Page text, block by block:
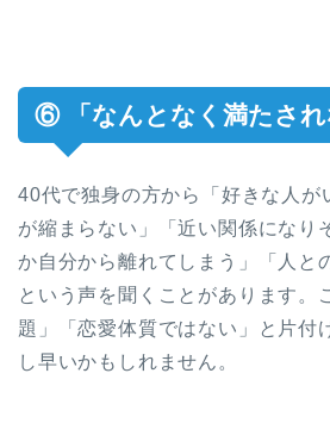
⑥ 「なんとなく満たされ
40代で独身の方から「好きな人が
が縮まらない」「近い関係になり
か自分から離れてしまう」「人と
という声を聞くことがあります。
題」「恋愛体質ではない」と片付
し早いかもしれません。